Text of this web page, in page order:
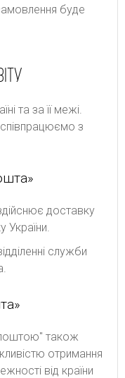
буде
та за її межі.
співпрацюємо з
доставку
України.
служби
також
отримання
від країни